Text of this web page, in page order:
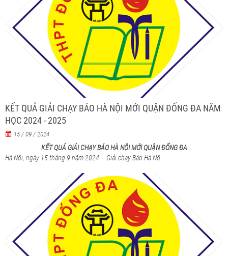
KẾT QUẢ GIẢI CHẠY BÁO HÀ NỘI MỚI QUẬN ĐỐNG ĐA NĂM
HỌC 2024 - 2025
15 / 09 / 2024
KẾT QUẢ GIẢI CHẠY BÁO HÀ NỘI MỚI QUẬN ĐỐNG ĐA
Hà Nội, ngày 15 tháng 9 năm 2024 – Giải chạy Báo Hà Nộ